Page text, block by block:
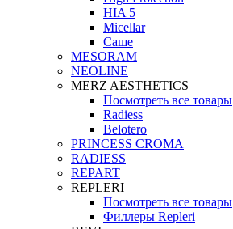
HIA 5
Micellar
Саше
MESORAM
NEOLINE
MERZ AESTHETICS
Посмотреть все товары
Radiess
Belotero
PRINCESS CROMA
RADIESS
REPART
REPLERI
Посмотреть все товары
Филлеры Repleri